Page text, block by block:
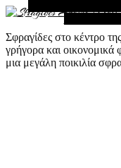
Σφραγίδες στο κέντρο
γρήγορα και οικονομικά
μια μεγάλη ποικιλία
Τυχαίο